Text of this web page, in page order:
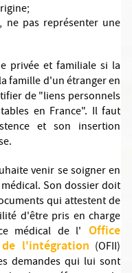
ne pas représenter une
privée et familiale si la
famille d'un étranger en
de "liens personnels
en France". Il faut
et son insertion
venir se soigner en
Son dossier doit
qui attestent de
d'être pris en charge
médical de l' Office
l'intégration (OFII)
demandes qui lui sont